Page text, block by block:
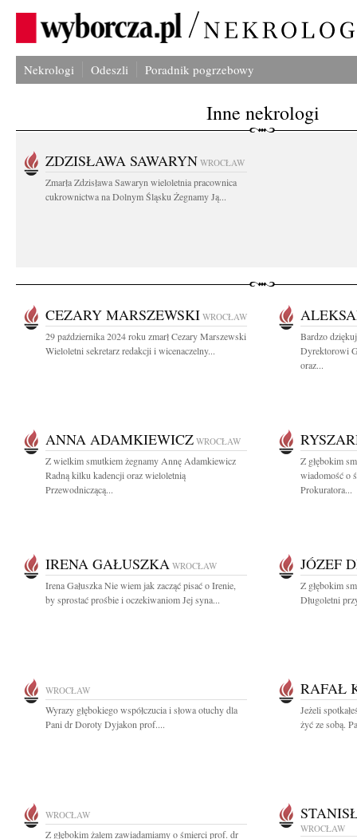
Nekrologi Odeszli Poradnik pogrzebowy
Inne nekrologi
ZDZISŁAWA SAWARYN WROCŁAW
Zmarła Zdzisława Sawaryn wieloletnia pracownica
cukrownictwa na Dolnym Śląsku Żegnamy Ją...
CEZARY MARSZEWSKI WROCŁAW
29 października 2024 roku zmarł Cezary Marszewski
Wieloletni sekretarz redakcji i wicenaczelny...
Bardzo
Dyrektorowi
oraz...
ANNA ADAMKIEWICZ WROCŁAW
Z wielkim smutkiem żegnamy Annę Adamkiewicz
Radną kilku kadencji oraz wieloletnią
Przewodniczącą...
Z głębokim
wiadomość o
Prokuratora...
IRENA GAŁUSZKA WROCŁAW
Irena Gałuszka Nie wiem jak zacząć pisać o Irenie,
by sprostać prośbie i oczekiwaniom Jej syna...
JÓZEF
Z głębokim
Długoletni
WROCŁAW
Wyrazy głębokiego współczucia i słowa otuchy dla
Pani dr Doroty Dyjakon prof....
RAFAŁ
Jeżeli
żyć ze sobą.
WROCŁAW
Z głębokim żalem zawiadamiamy o śmierci prof. dr
WROCŁAW